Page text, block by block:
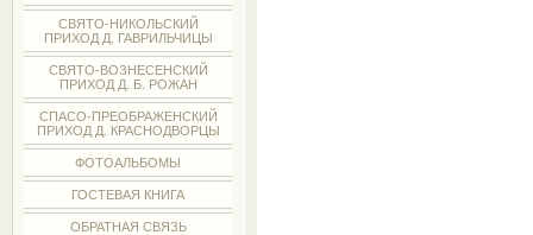
СВЯТО-НИКОЛЬСКИЙ
ПРИХОД Д. ГАВРИЛЬЧИЦЫ
СВЯТО-ВОЗНЕСЕНСКИЙ
ПРИХОД Д. Б. РОЖАН
СПАСО-ПРЕОБРАЖЕНСКИЙ
ПРИХОД Д. КРАСНОДВОРЦЫ
ФОТОАЛЬБОМЫ
ГОСТЕВАЯ КНИГА
ОБРАТНАЯ СВЯЗЬ